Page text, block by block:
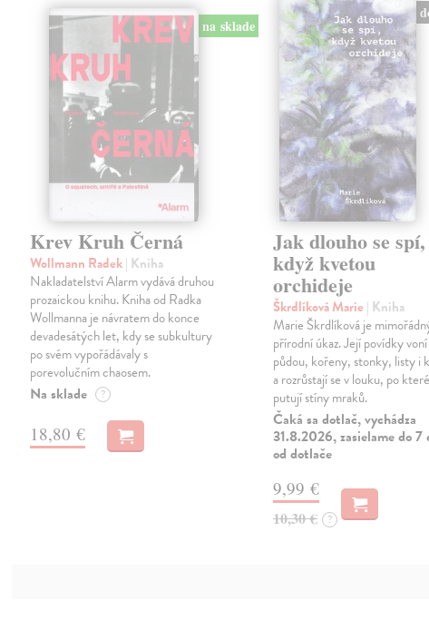
na sklade
Krev Kruh Černá
Wollmann Radek| Kniha
Nakladatelství Alarm vydává druhou
prozaickou knihu. Kniha od Radka
Wollmanna je návratem do konce
devadesátých let, kdy se subkultury
po svém vypořádávaly s
porevolučním chaosem.
Na sklade ?
18,80 €
Jak dlouho se spí,
když kvetou
orchideje
Škrdlíková Marie | Kniha
Marie Škrdlíková je
přírodní úkaz. Její povídky voní
půdou, kořeny, stonky, listy i
a rozrůstají se v louku, po které
putují stíny mraků.
Čaká sa dotlač, vychádza
31.8.2026, zasielame do 7
od dotlače
9,99 €
10,30 € ?